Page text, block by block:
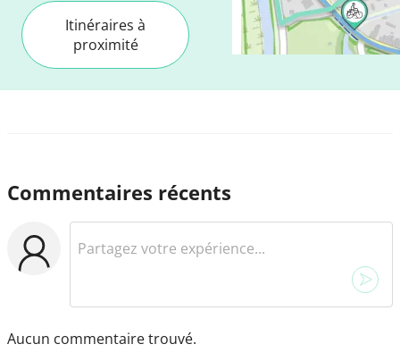
Itinéraires à
proximité
Commentaires récents
Aucun commentaire trouvé.